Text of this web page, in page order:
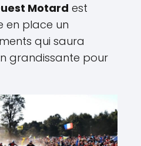
Motard est
en place un
qui saura
grandissante pour